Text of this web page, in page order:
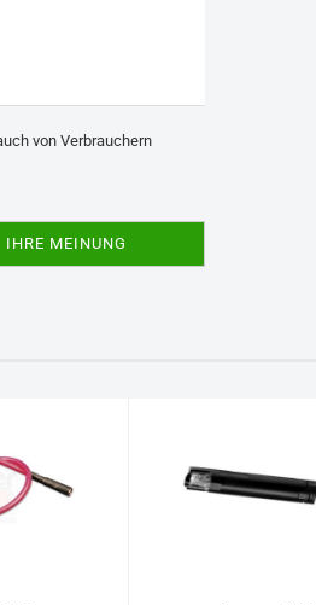
von Verbrauchern
IHRE MEINUNG